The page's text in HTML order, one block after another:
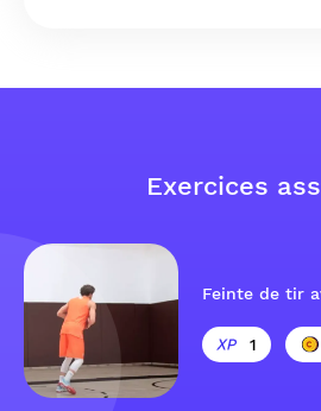
Exercices
Feinte de tir
1